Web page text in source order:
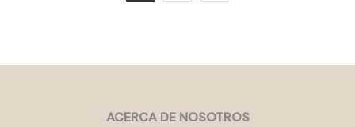
ACERCA DE NOSOTROS